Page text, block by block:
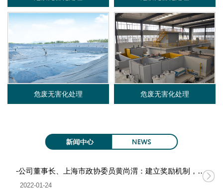
司
危废无害化处理 危废无害化处理
-公司董事长、上海市政协委员黄尚渭：建立奖励机制，促进无废城市建设
2022-01-24